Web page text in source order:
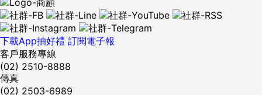
下載App抽好禮 訂閱電子報
客戶服務專線
(02) 2510-8888
傳真
(02) 2503-6989